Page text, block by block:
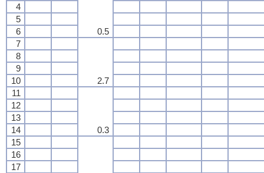
0.5
4
5
6
7
2.7
8
9
10
11
0.3
12
13
14
15
16
17